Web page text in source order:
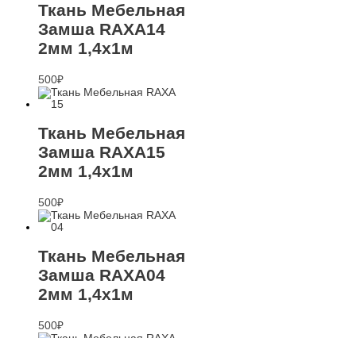
Ткань Мебельная
Замша RAXA14
2мм 1,4х1м
500₽
Ткань Мебельная
Замша RAXA15
2мм 1,4х1м
500₽
Ткань Мебельная
Замша RAXA04
2мм 1,4х1м
500₽